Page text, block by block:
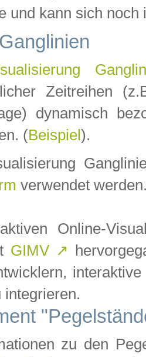
und kann sich noch
Zeitreihen
dynamisch
(Beispiel ).
verwendet
Online-
GIMV ↗
integrieren.
zu den